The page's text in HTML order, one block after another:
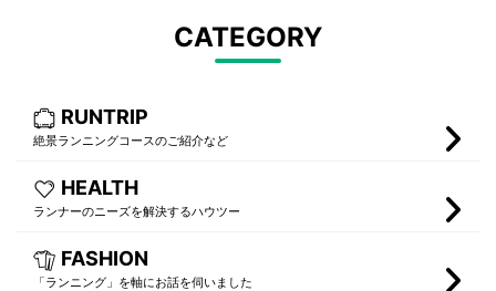
CATEGORY
RUNTRIP
絶景ランニングコースのご紹介など
HEALTH
ランナーのニーズを解決するハウツー
FASHION
「ランニング」を軸にお話を伺いました